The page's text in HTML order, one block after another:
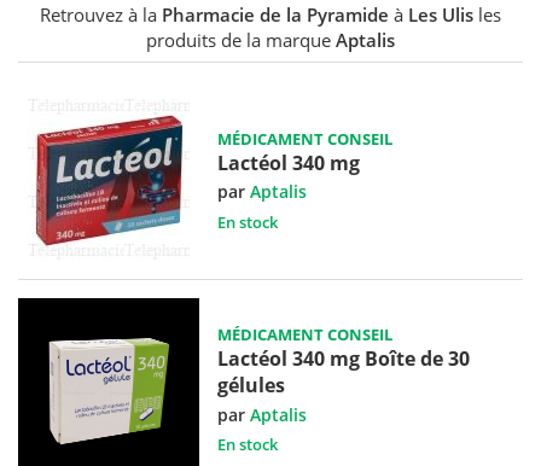
Retrouvez à la Pharmacie de la Pyramide à Les Ulis les
produits de la marque Aptalis
MÉDICAMENT CONSEIL
Lactéol 340 mg
parAptalis
En stock
MÉDICAMENT CONSEIL
Lactéol 340 mg Boîte de 30
gélules
parAptalis
En stock